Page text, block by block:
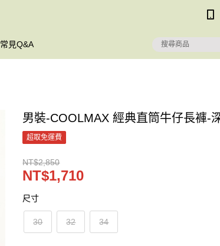
常見Q&A
男裝-COOLMAX 經典直筒牛仔長褲-
超取免運費
NT$2,850
NT$1,710
尺寸
30 32 34